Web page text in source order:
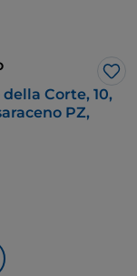
y el arroyo
Y una vez
tomar
dirección
Me
Corte, 10,
PZ,